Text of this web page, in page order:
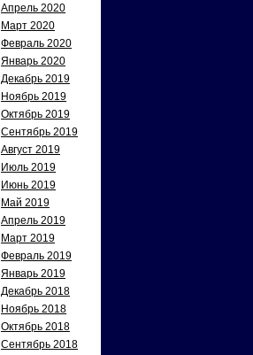
Апрель 2020
Март 2020
Февраль 2020
Январь 2020
Декабрь 2019
Ноябрь 2019
Октябрь 2019
Сентябрь 2019
Август 2019
Июль 2019
Июнь 2019
Май 2019
Апрель 2019
Март 2019
Февраль 2019
Январь 2019
Декабрь 2018
Ноябрь 2018
Октябрь 2018
Сентябрь 2018